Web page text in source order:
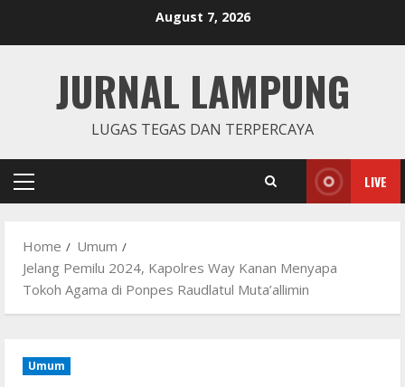
August 7, 2026
JURNAL LAMPUNG
LUGAS TEGAS DAN TERPERCAYA
Primary
LIVE
Home
Umum
Jelang Pemilu 2024, Kapolres Way Kanan Menyapa
Tokoh Agama di Ponpes Raudlatul Muta’allimin
Umum